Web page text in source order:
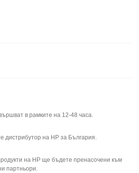
в рамките на 12-48 часа.
дистрибутор на HP за България.
на HP ще бъдете пренасочени към
партньори.